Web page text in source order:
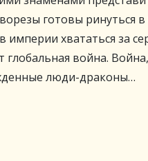
готовы ринуться
хвататься за
глобальная война.
люди-драконы…